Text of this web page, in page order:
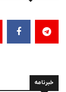
خبرنامه